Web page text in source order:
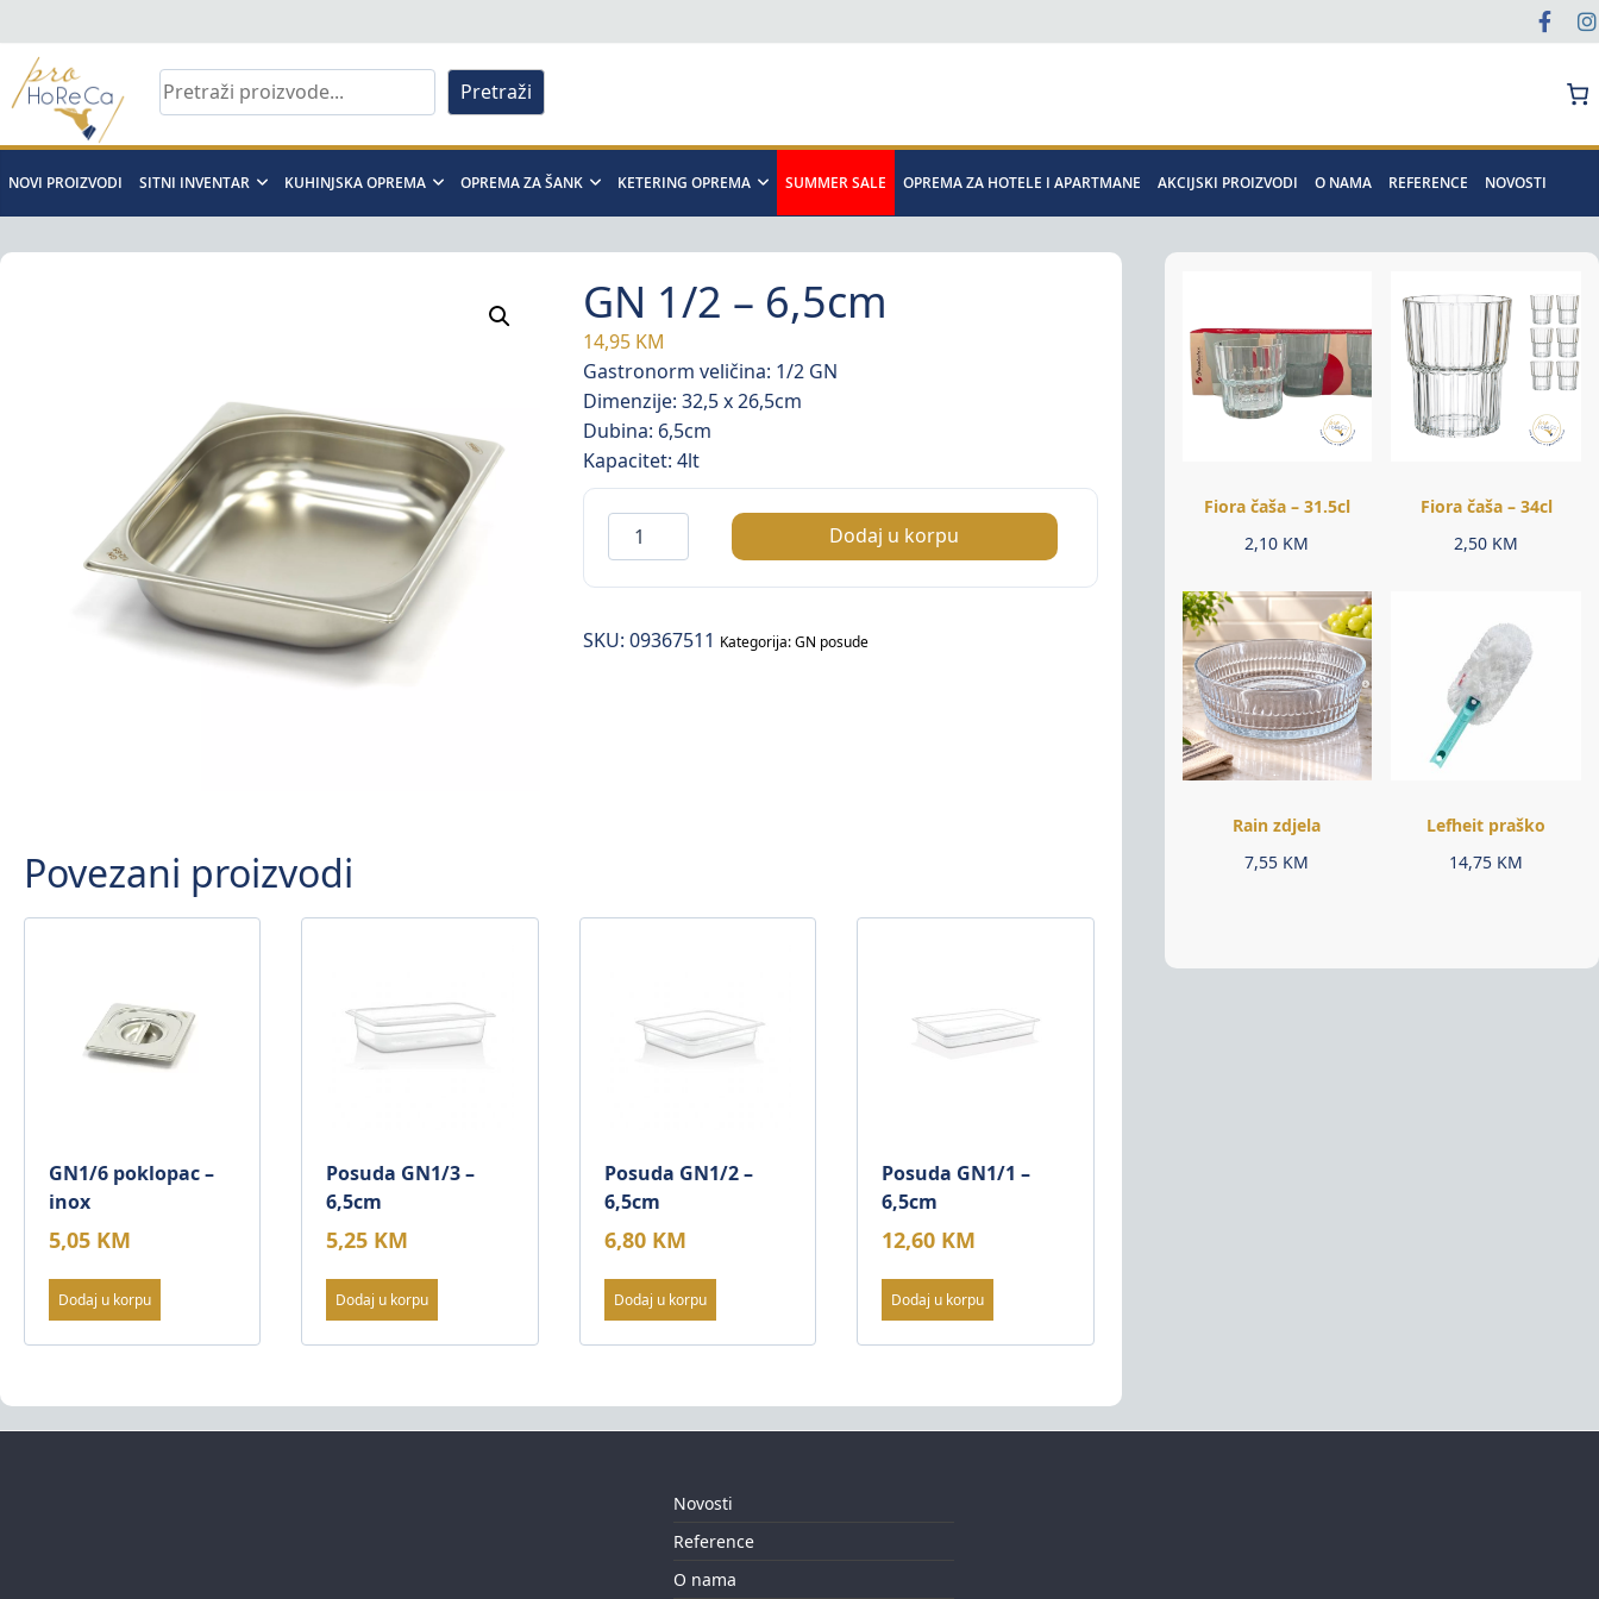
to
content
Pro
Horeca
d.o.o
Pretraži
NOVI PROIZVODI SITNI INVENTAR KUHINJSKA OPREMA OPREMA ZA ŠANK KETERING OPREMA SUMMER SALE OPREMA ZA HOTELE I APARTMANE AKCIJSKI PROIZVODI O NAMA REFERENCE NOVOSTI
GN 1/2 – 6,5cm
14,95 KM
Gastronorm veličina: 1/2 GN
Dimenzije: 32,5 x 26,5cm
Dubina: 6,5cm
Kapacitet: 4lt
1/2
–
količina
Dodaj u korpu
SKU: 09367511 Kategorija:GN posude
Povezani proizvodi
GN1/6 poklopac –
inox
5,05 KM
Dodaj u korpu
Posuda GN1/3 –
6,5cm
5,25 KM
Dodaj u korpu
Posuda GN1/2 –
6,5cm
6,80 KM
Dodaj u korpu
Posuda GN1/1 –
6,5cm
12,60 KM
Dodaj u korpu
Fiora čaša – 31.5cl
2,10 KM
Fiora čaša – 34cl
2,50 KM
Rain zdjela
7,55 KM
Lefheit praško
14,75 KM
Novosti
Reference
O nama